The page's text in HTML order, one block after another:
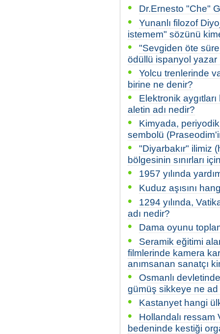
• Dr.Ernesto "Che"
•
Yunanlı filozof
istemem" sözünü
•
"Sevgiden öte
ödüllü ispanyol yazar
•
Yolcu trenlerinde
birine ne denir?
•
Elektronik
aletin adı nedir?
•
Kimyada,
sembolü
•
"Diyarbakır" ilimiz
bölgesinin sınırları
• 1957 yılında
• Kuduz aşısını
•
1294 yılında,
adı nedir?
• Dama oyunu
•
Seramik eğitimi
filmlerinde kamera
anımsanan sanatçı
•
Osmanlı
gümüş sikkeye ne ad
• Kastanyet hangi
•
Hollandalı ressam
bedeninde kestiği